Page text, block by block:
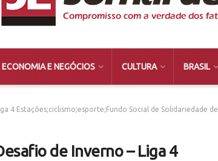
ECONOMIA E NEGÓCIOS CULTURA BRASIL
4 Estações;ciclismo;esporte;Fundo Social de Solidariedade de
de Inverno – Liga 4